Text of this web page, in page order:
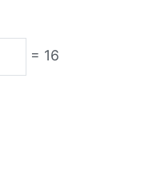
= 16